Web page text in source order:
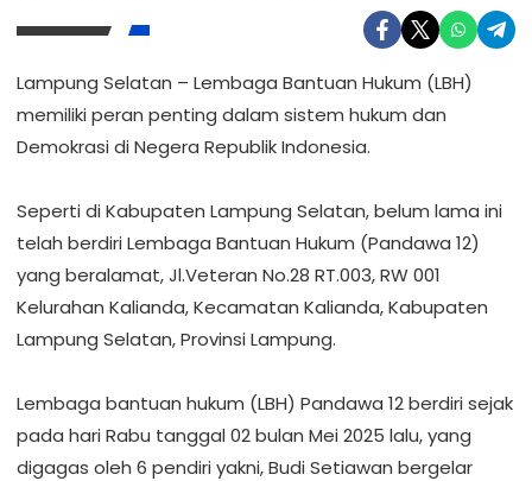
Lampung Selatan – Lembaga Bantuan Hukum (LBH)
memiliki peran penting dalam sistem hukum dan
Demokrasi di Negera Republik Indonesia.
‎Seperti di Kabupaten Lampung Selatan, belum lama ini
telah berdiri Lembaga Bantuan Hukum (Pandawa 12)
yang beralamat, Jl.Veteran No.28 RT.003, RW 001
Kelurahan Kalianda, Kecamatan Kalianda, Kabupaten
Lampung Selatan, Provinsi Lampung.
‎Lembaga bantuan hukum (LBH) Pandawa 12 berdiri sejak
pada hari Rabu tanggal 02 bulan Mei 2025 lalu, yang
digagas oleh 6 pendiri yakni, Budi Setiawan bergelar